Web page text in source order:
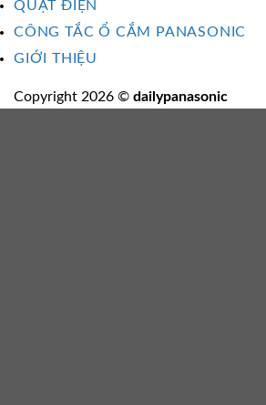
QUẠT ĐIỆN
CÔNG TẮC Ổ CẮM PANASONIC
GIỚI THIỆU
Copyright 2026 © dailypanasonic